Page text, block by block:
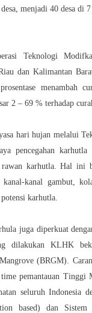
menjadi 40 desa di
Teknologi
dan Kalimantan
menambah
2 – 69 % terhadap
hari hujan melalui
pencegahan karhutla
karhutla. Hal ini
kanal-kanal gambut,
karhutla.
juga diperkuat
dilakukan KLHK
(BRGM).
time pemantauan
seluruh Indonesia
based) dan Sistem